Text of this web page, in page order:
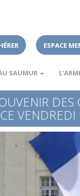
ESPACE
SAUMUR
VENDREDI